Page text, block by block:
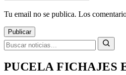
Tu email no se publica. Los
Publicar
PUCELA FICHAJES